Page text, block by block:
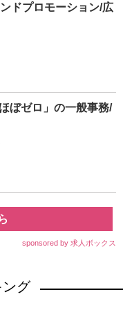
ドプロモーション/広
ぼゼロ」の一般事務/
sponsored by 求人ボックス
ング